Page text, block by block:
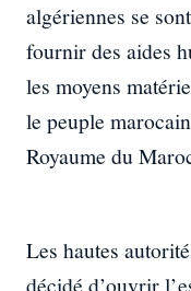
algériennes se
fournir des aides
les moyens
le peuple
Royaume du
Les hautes
décidé d’ouvrir